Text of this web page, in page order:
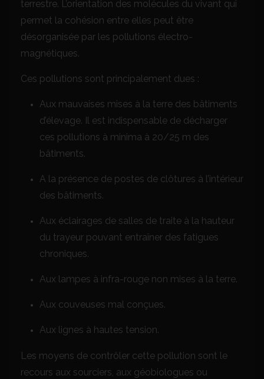
terrestre. L’orientation des molécules du vivant qui
permet la cohésion entre elles peut être
désorganisée par les pollutions électro-
magnétiques.
Ces pollutions sont principalement dues :
Aux mauvaises mises à la terre des bâtiments
d’élevage. Il est indispensable de décharger
ces pollutions à minima à 20/25 m des
bâtiments.
A la présence de postes de clôtures à l’intérieur
des bâtiments.
Aux éclairages de salles de traite à la hauteur
du trayeur pouvant entraîner des fatigues
chroniques.
Aux lampes à infra-rouge non mises à la terre.
Aux couveuses mal conçues.
Aux lignes à hautes tension.
Les moyens de contrôler cette pollution sont le
recours aux sourciers, aux géobiologues ou